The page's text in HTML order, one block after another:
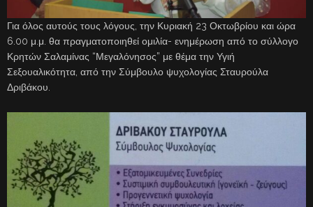
Για όλος αυτούς τους λόγους, την Κυριακή 23 Οκτωβρίου και ώρα
6.00 μ.μ. θα πραγματοποιηθεί ομιλία- ενημέρωση από το σύλλογο
Κρητών Σαλαμίνας “Μεγαλόνησος” με θέμα την Υγιή
Σεξουαλικότητα, από την Σύμβουλο ψυχολογίας Σταυρούλα
Δριβάκου.